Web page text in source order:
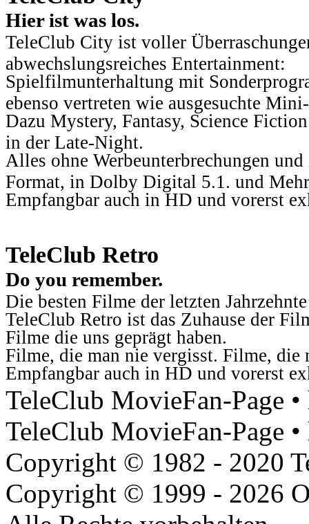
Hier ist was los.
TeleClub City ist voller
abwechslungsreiches Entertainment:
Spielfilmunterhaltung mit
ebenso vertreten wie ausgesuchte
Dazu Mystery, Fantasy, Science
in der Late-Night.
Alles ohne Werbeunterbrechungen
Format, in Dolby Digital 5.1. und
Empfangbar auch in HD und vorerst
TeleClub Retro
Do you remember.
Die besten Filme der letzten
TeleClub Retro ist das Zuhause der
Filme die uns geprägt haben.
Filme, die man nie vergisst. Filme, die
Empfangbar auch in HD und vorerst
TeleClub MovieFan-Page
TeleClub MovieFan-Page
Copyright © 1982 - 2020
Copyright © 1999 - 2026